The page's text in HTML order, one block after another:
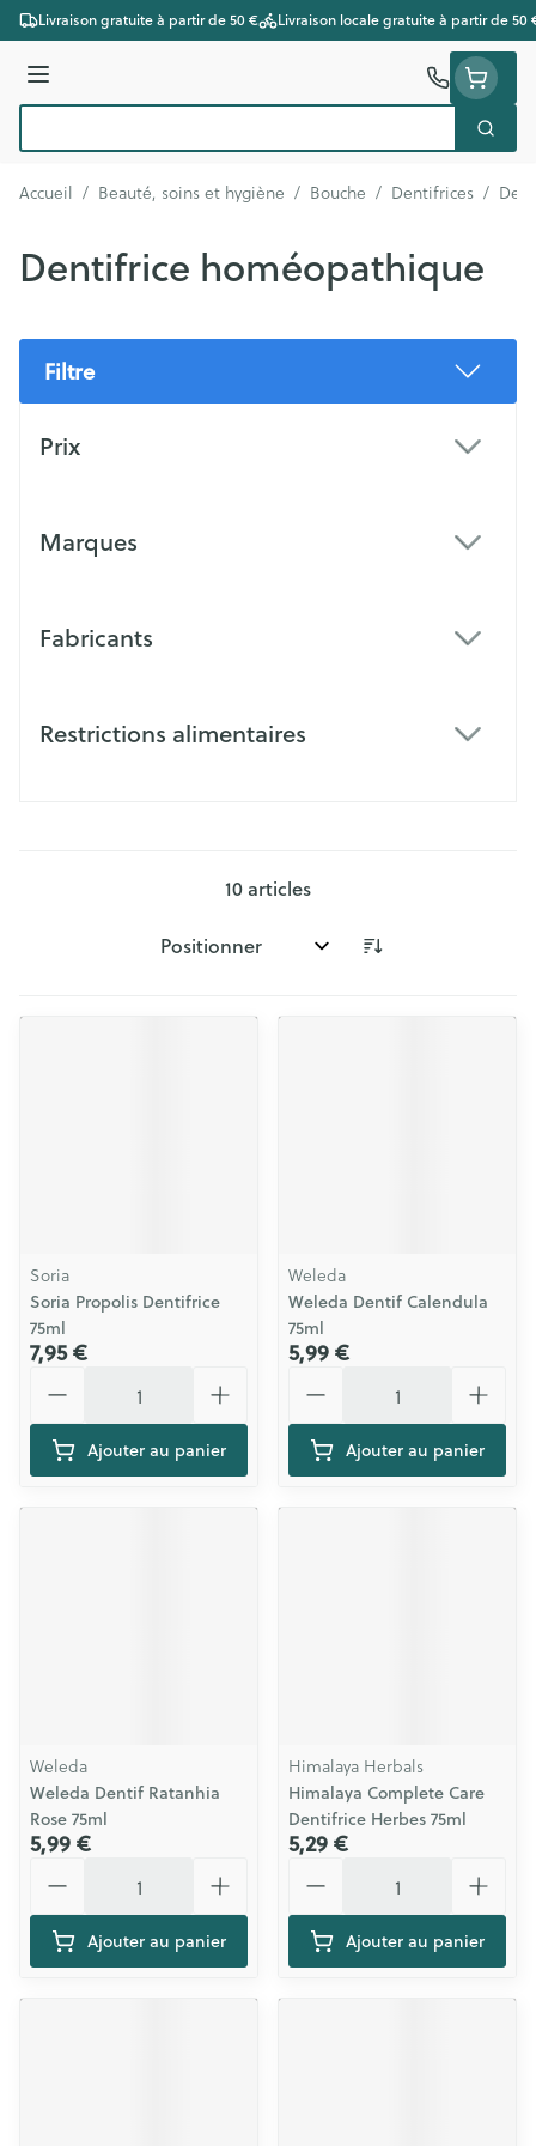
Aller au contenu
Livraison gratuite à partir de 50 € Livraison locale gratuite à partir de 50
Menu
Accueil / Beauté, soins et hygiène / Bouche / Dentifrices /
Dentifrice homéopathique
Filtre
Prix
Marques
Fabricants
Restrictions alimentaires
10 articles
Trier par:
Soria
Soria Propolis Dentifrice
75ml
7,95 €
Ajouter au panier
Weleda
Weleda Dentif Calendula
75ml
5,99 €
Ajouter au panier
Weleda
Weleda Dentif Ratanhia
Rose 75ml
5,99 €
Ajouter au panier
Himalaya Herbals
Himalaya Complete Care
Dentifrice Herbes 75ml
5,29 €
Ajouter au panier